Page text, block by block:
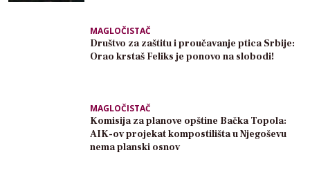
MAGLOČISTAČ
Društvo za zaštitu i proučavanje ptica Srbije:
Orao krstaš Feliks je ponovo na slobodi!
MAGLOČISTAČ
Komisija za planove opštine Bačka Topola:
AIK-ov projekat kompostilišta u Njegoševu
nema planski osnov